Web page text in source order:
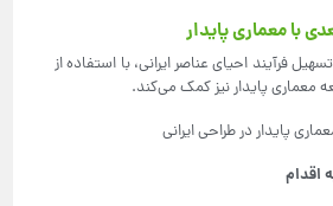
با معماری پایدار
فرآیند احیای عناصر ایرانی، با استفاده از
معماری پایدار نیز کمک می‌کند.
پایدار در طراحی ایرانی
اقدام